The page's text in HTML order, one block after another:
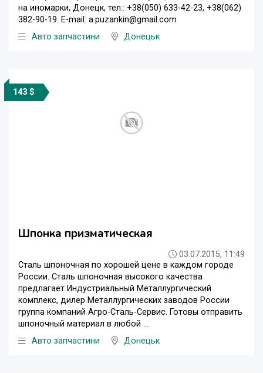
на иномарки, Донецк, тел.: +38(050) 633-42-23, +38(062)
382-90-19. E-mail: a.puzankin@gmail.com
Авто запчастини
Донецьк
143 $
Шпонка призматическая
03.07.2015, 11:49
Сталь шпоночная по хорошей цене в каждом городе
России. Сталь шпоночная высокого качества
предлагает Индустриальный Металлургический
комплекс, дилер Металлургических заводов России
группа компаний Агро-Сталь-Сервис. Готовы отправить
шпоночный материал в любой ...
Авто запчастини
Донецьк